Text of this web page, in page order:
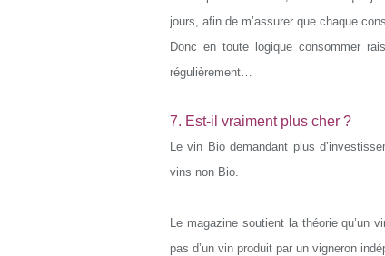
jours, afin de m’assurer que chaque
Donc en toute logique consommer
régulièrement…
7. Est-il vraiment plus cher ?
Le vin Bio demandant plus
vins non Bio.
Le magazine soutient la théorie qu’un
pas d’un vin produit par un vigneron